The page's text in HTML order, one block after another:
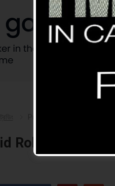
Profitable Forex Paid
Robot Bangla